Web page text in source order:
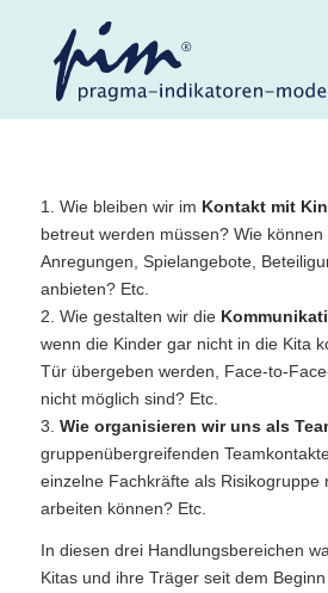
1. Wie bleiben wir im Kontakt mit
betreut werden müssen? Wie können
Anregungen, Spielangebote,
anbieten? Etc.
2. Wie gestalten wir die
wenn die Kinder gar nicht in die Kita
Tür übergeben werden, Face-to-
nicht möglich sind? Etc.
3. Wie organisieren wir uns als
gruppenübergreifenden
einzelne Fachkräfte als Risikogruppe
arbeiten können? Etc.
In diesen drei Handlungsbereichen
Kitas und ihre Träger seit dem